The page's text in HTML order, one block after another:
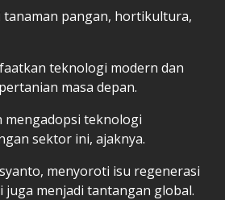
pangan, hortikultura,
teknologi modern dan
masa depan.
mengadopsi teknologi
sektor ini, ajaknya.
menyoroti isu regenerasi
menjadi tantangan global.